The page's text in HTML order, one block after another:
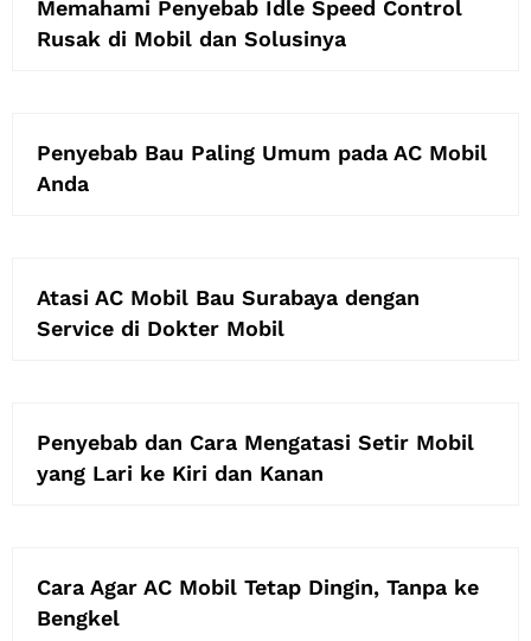
Memahami Penyebab Idle Speed Control
Rusak di Mobil dan Solusinya
Penyebab Bau Paling Umum pada AC Mobil
Anda
Atasi AC Mobil Bau Surabaya dengan
Service di Dokter Mobil
Penyebab dan Cara Mengatasi Setir Mobil
yang Lari ke Kiri dan Kanan
Cara Agar AC Mobil Tetap Dingin, Tanpa ke
Bengkel